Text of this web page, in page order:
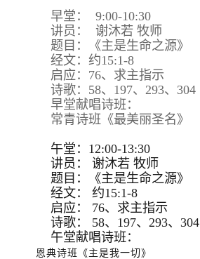
早堂： 9:00-10:30
讲员： 谢沐若 牧师
题目：《主是生命之源》
经文：约15:1-8
启应：76、求主指示
诗歌：58、197、293、304
早堂献唱诗班：
常青诗班《最美丽圣名》
午堂：12:00-13:30
讲员：
谢沐若 牧师
题目：
《主是生命之源》
经文：
约15:1-8
启应：
76、求主指示
诗歌：
58、197、293、 304
午堂献唱诗班：
恩典诗班《主是我一切》